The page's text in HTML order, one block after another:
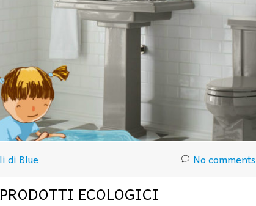
di Blue No comments
ECOLOGICI